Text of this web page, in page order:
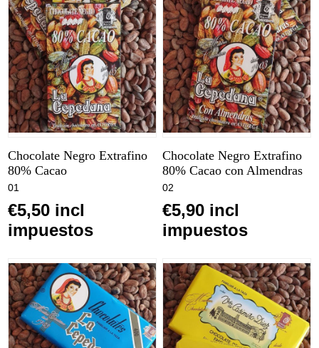
Chocolate Negro Extrafino
80% Cacao
01
€5,50 incl
impuestos
Chocolate Negro Extrafino
80% Cacao con Almendras
02
€5,90 incl
impuestos